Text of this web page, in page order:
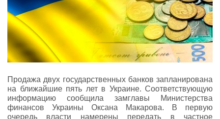
Продажа двух государственных банков запланирована
на ближайшие пять лет в Украине. Соответствующую
информацию сообщила замглавы Министерства
финансов Украины Оксана Макарова. В первую
очередь власти намерены передать в частное